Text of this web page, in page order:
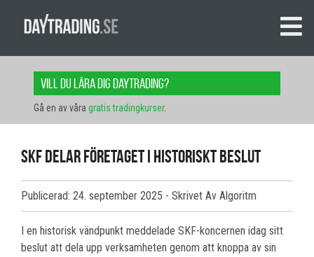
Vill du lära dig daytrading?
Gå en av våra gratis tradingkurser.
SKF delar företaget i historiskt beslut
Publicerad: 24. september 2025 - Skrivet Av Algoritm
I en historisk vändpunkt meddelade SKF-koncernen idag sitt
beslut att dela upp verksamheten genom att knoppa av sin